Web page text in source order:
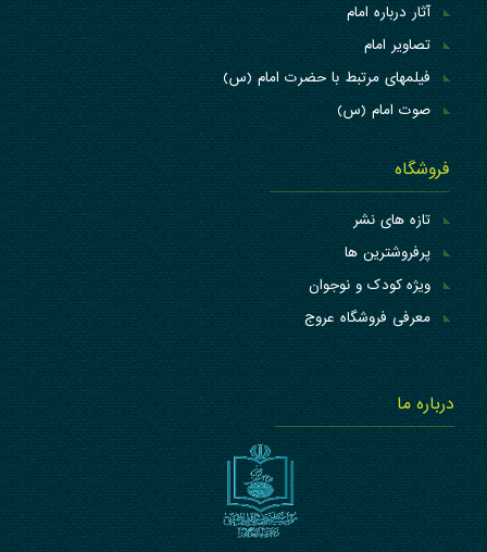
آثار درباره امام
تصاویر امام
فیلمهای مرتبط با حضرت امام (س)
صوت امام (س)
فروشگاه
تازه های نشر
پرفروشترین ها
ویژه کودک و نوجوان
معرفی فروشگاه عروج
درباره ما